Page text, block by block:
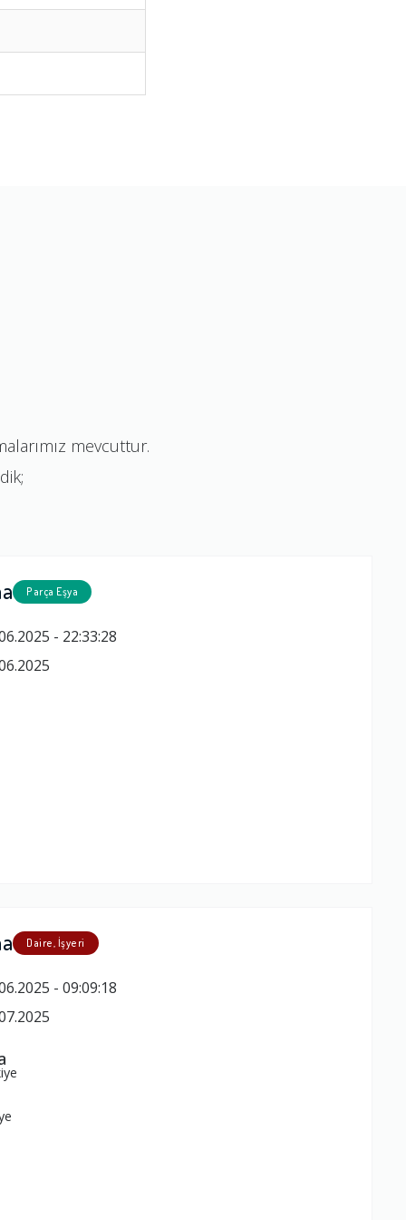
mevcuttur.
Parça Eşya
- 22:33:28
Daire, İşyeri
- 09:09:18